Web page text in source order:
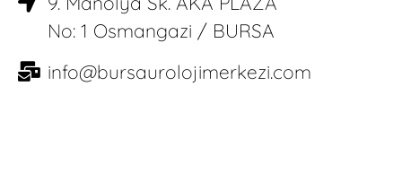
No: 1 Osmangazi / BURSA
info@bursaurolojimerkezi.com